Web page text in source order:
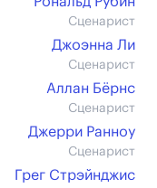
Сценарист
Джоэнна Ли
Сценарист
Аллан Бёрнс
Сценарист
Джерри Ранноу
Сценарист
Грег Стрэйнджис